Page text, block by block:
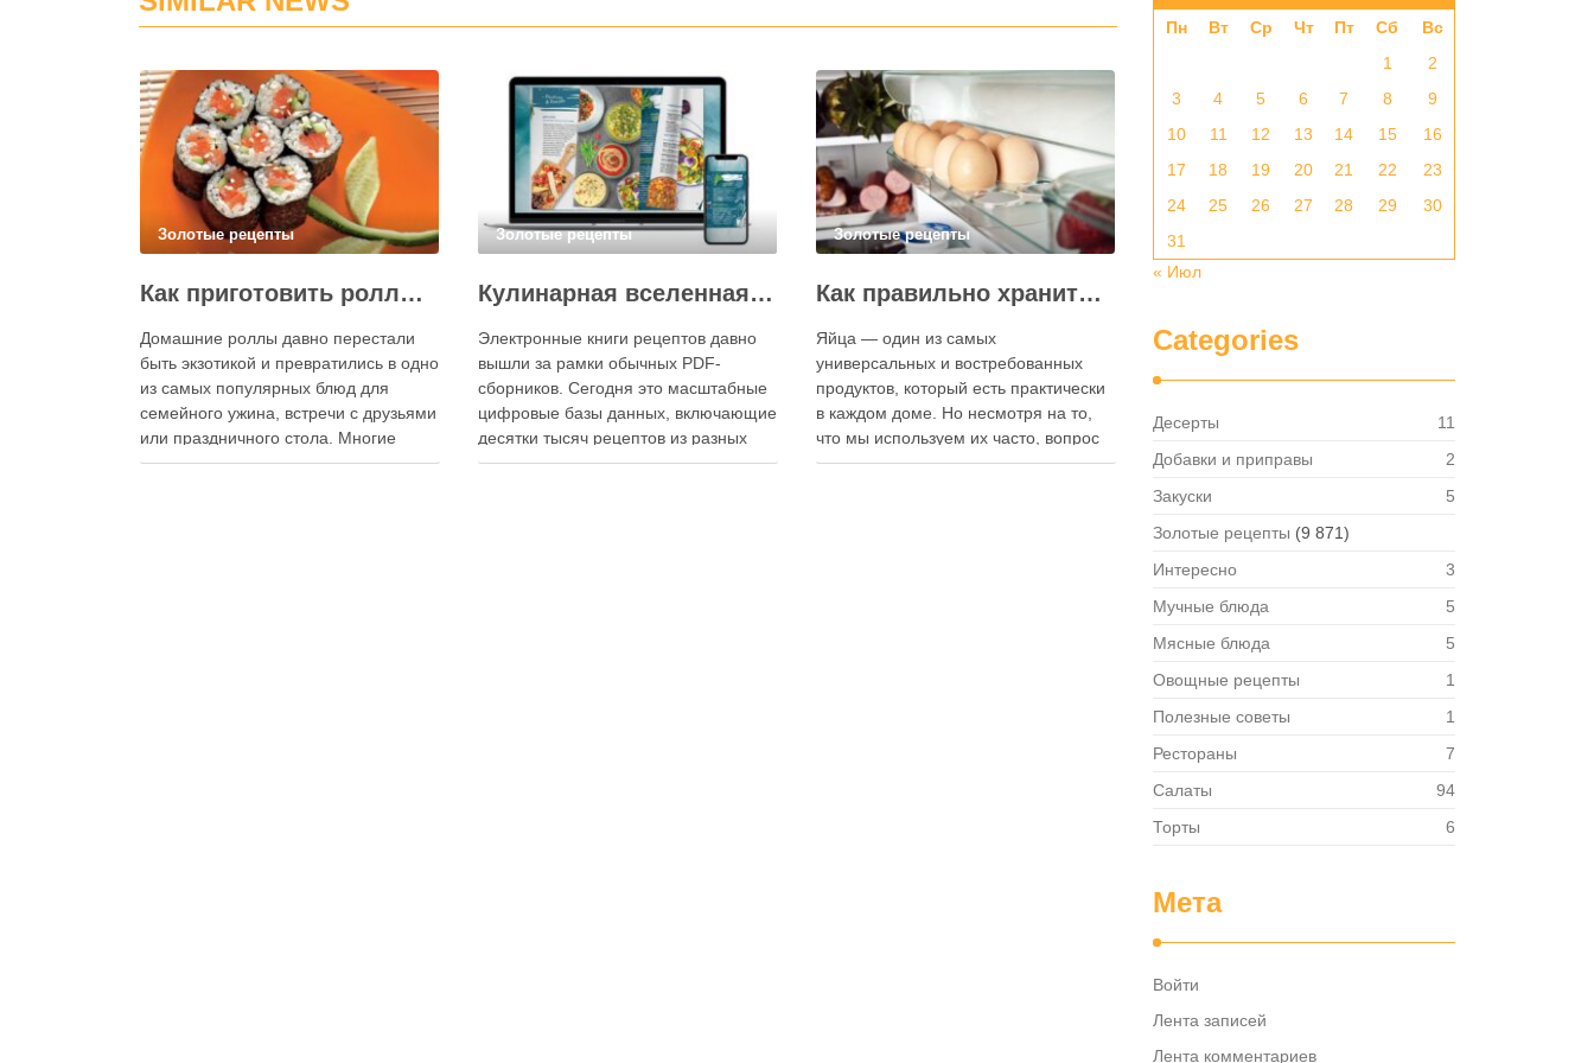
Золотые рецепты
Как приготовить роллы в домашних условиях?
Домашние роллы давно перестали
быть экзотикой и превратились в одно
из самых популярных блюд для
семейного ужина, встречи с друзьями
или праздничного стола. Многие
считают, что приготовление японских
Золотые рецепты
Кулинарная вселенная в цифре: топ-3 самых больших электронных книг рецептов
Электронные книги рецептов давно
вышли за рамки обычных PDF-
сборников. Сегодня это масштабные
цифровые базы данных, включающие
десятки тысяч рецептов из разных
стран мира, с подробными
Золотые рецепты
Как правильно хранить яйца: в холодильнике или на полке?
Яйца — один из самых
универсальных и востребованных
продуктов, который есть практически
в каждом доме. Но несмотря на то,
что мы используем их часто, вопрос
хранения остаётся актуальным: где
Пн Вт Ср Чт Пт Сб
Вс
1
2
3
4 5 6 7 8
9
10
11 12 13 14 15
16
17
18 19 20 21 22
23
24
25 26 27 28 29
30
31
« Июл
Categories
Десерты
11
Добавки и приправы
2
Закуски
5
Золотые рецепты (9 871)
Интересно
3
Мучные блюда
5
Мясные блюда
5
Овощные рецепты
1
Полезные советы
1
Рестораны
7
Салаты
94
Торты
6
Мета
Войти
Лента записей
Лента комментариев